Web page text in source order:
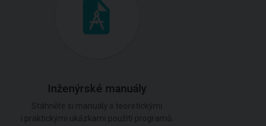
Inženýrské manuály